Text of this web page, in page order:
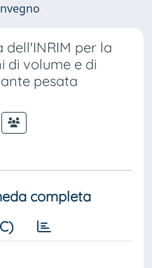
dell'INRIM per la
di volume e di
pesata
completa